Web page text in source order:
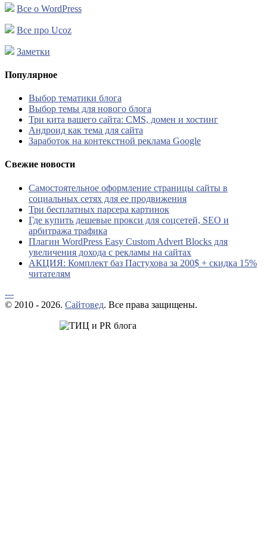
Все о WordPress
Все про Ucoz
Заметки
Популярное
Выбор тематики блога
Выбор темы для нового блога
Три кита вашего сайта: CMS, домен и хостинг
Андроид как тема для сайта
Заработок на контекстной реклама Google
Свежие новости
Самостоятельное оформление страницы сайты в
социальных сетях для ее продвижения
Три бесплатных парсера картинок
Где купить дешевые прокси для соцсетей, SEO и
арбитража трафика
Плагин WordPress Easy Custom Advert Blocks для
увеличения дохода с рекламы на сайтах
АКЦИЯ: Комплект баз Пастухова за 200$ + скидка 15%
читателям
---
© 2010 - 2026. Сайтовед. Все права защищены.